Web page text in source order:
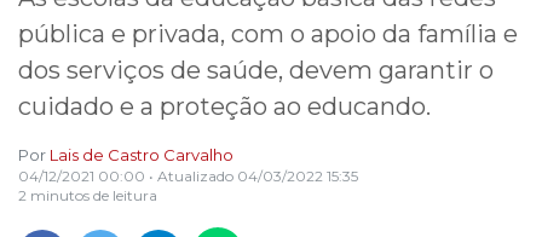
pública e privada, com o apoio da família e
dos serviços de saúde, devem garantir o
cuidado e a proteção ao educando.
Por Lais de Castro Carvalho
04/12/2021 00:00 • Atualizado 04/03/2022 15:35
2 minutos de leitura